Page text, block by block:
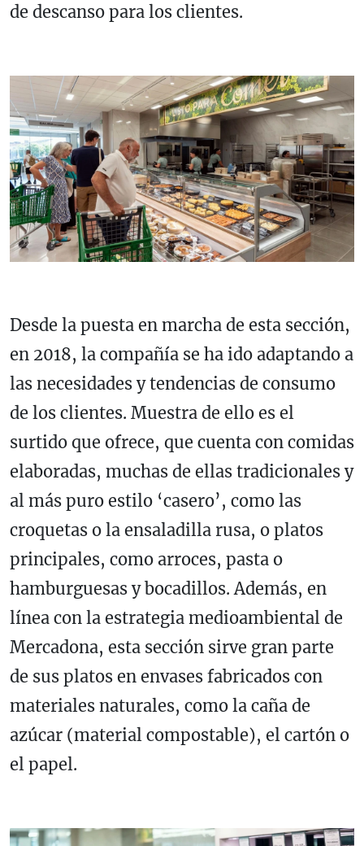
de descanso para los clientes.
Desde la puesta en marcha de esta sección,
en 2018, la compañía se ha ido adaptando a
las necesidades y tendencias de consumo
de los clientes. Muestra de ello es el
surtido que ofrece, que cuenta con comidas
elaboradas, muchas de ellas tradicionales y
al más puro estilo ‘casero’, como las
croquetas o la ensaladilla rusa, o platos
principales, como arroces, pasta o
hamburguesas y bocadillos. Además, en
línea con la estrategia medioambiental de
Mercadona, esta sección sirve gran parte
de sus platos en envases fabricados con
materiales naturales, como la caña de
azúcar (material compostable), el cartón o
el papel.